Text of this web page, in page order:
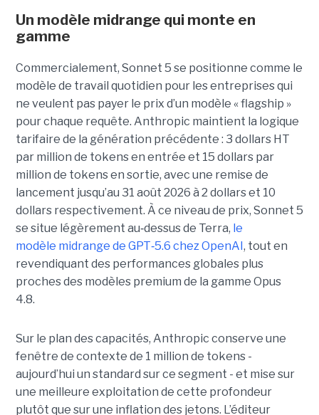
Un modèle midrange qui monte en
gamme
Commercialement, Sonnet 5 se positionne comme le
modèle de travail quotidien pour les entreprises qui
ne veulent pas payer le prix d’un modèle « flagship »
pour chaque requête. Anthropic maintient la logique
tarifaire de la génération précédente : 3 dollars HT
par million de tokens en entrée et 15 dollars par
million de tokens en sortie, avec une remise de
lancement jusqu’au 31 août 2026 à 2 dollars et 10
dollars respectivement. À ce niveau de prix, Sonnet 5
se situe légèrement au‑dessus de Terra, le
modèle midrange de GPT‑5.6 chez OpenAI, tout en
revendiquant des performances globales plus
proches des modèles premium de la gamme Opus
4.8.
Sur le plan des capacités, Anthropic conserve une
fenêtre de contexte de 1 million de tokens -
aujourd’hui un standard sur ce segment - et mise sur
une meilleure exploitation de cette profondeur
plutôt que sur une inflation des jetons. L’éditeur